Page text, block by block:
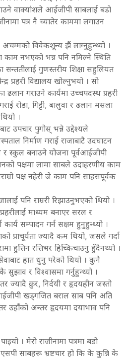
वाक्यांशले आईजीपी साबलाई बडो
पत्र नै च्यातेर काममा लगाउन
अचम्मको विवेकशून्य झैं लाग्नुहुन्थ्यो ।
काम नभएको भन्न पनि नमिल्ने स्थिति
सन्ततीलाई गुणस्तरीय शिक्षा सहुलियत
प्रहरी विद्यालय खोल्नुभयो । सो
ढलान गराउने कार्यमा उच्चपदस्थ प्रहरी
रोडा, गिट्टी, बालुवा र ढलान मसला
।
उपचार पुगोस् भन्ने उद्देश्यले
निर्माण गराई राजाबाटै उदघाटन
स्कुल बनाउने योजना पूर्वआईजीपी
पक्षमा लामा साबले उदाहरणीय काम
पक्ष नहेरी जे काम पनि साहसपूर्वक
पनि राम्ररी रिझाउनुभएको थियो ।
माध्यम बनाएर सरल र
सम्पादन गर्न सक्षम हुनुहुन्थ्यो ।
प्राचूर्यता ज्यादै कम थियो, जसले गर्दा
हुत्तिन रत्तिभर हिच्किचाउनु हुँदैनथ्यो ।
हात धुनु परेको थियो । कुनै
र विश्वासमा गर्नुहुन्थ्यो ।
ज्यादै क्रुर, निर्दयी र हृदयहीन जस्तो
खड्गजित बराल साब पनि अति
तर उहाँको अन्तर हृदयमा दयाभाव पनि
। मेरो राजीनामा पत्रमा बडो
साबहरू भ्रष्टचार हो कि के कुन्नि के